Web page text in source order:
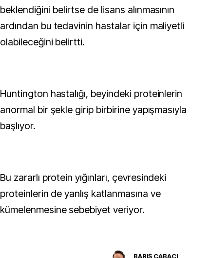
beklendiğini belirtse de lisans alınmasının
ardından bu tedavinin hastalar için maliyetli
olabileceğini belirtti.
Huntington hastalığı, beyindeki proteinlerin
anormal bir şekle girip birbirine yapışmasıyla
başlıyor.
Bu zararlı protein yığınları, çevresindeki
proteinlerin de yanlış katlanmasına ve
kümelenmesine sebebiyet veriyor.
BARIŞ CABACI